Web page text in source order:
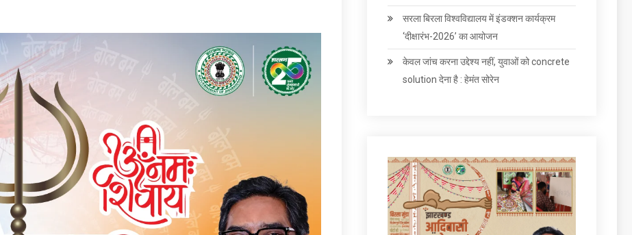
सरला बिरला विश्वविद्यालय में इंडक्शन कार्यक्रम
‘दीक्षारंभ-2026’ का आयोजन
केवल जांच करना उद्देश्‍य नहीं, युवाओं को concrete
solution देना है : हेमंत सोरेन